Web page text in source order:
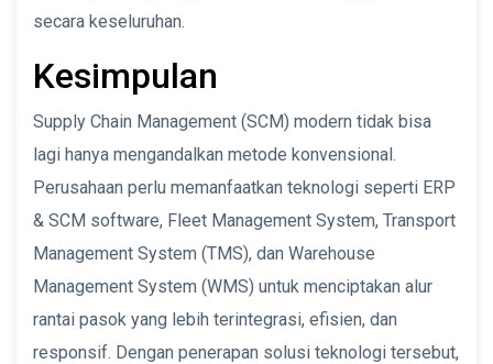
secara keseluruhan.
Kesimpulan
Supply Chain Management (SCM) modern tidak bisa
lagi hanya mengandalkan metode konvensional.
Perusahaan perlu memanfaatkan teknologi seperti ERP
& SCM software, Fleet Management System, Transport
Management System (TMS), dan Warehouse
Management System (WMS) untuk menciptakan alur
rantai pasok yang lebih terintegrasi, efisien, dan
responsif. Dengan penerapan solusi teknologi tersebut,